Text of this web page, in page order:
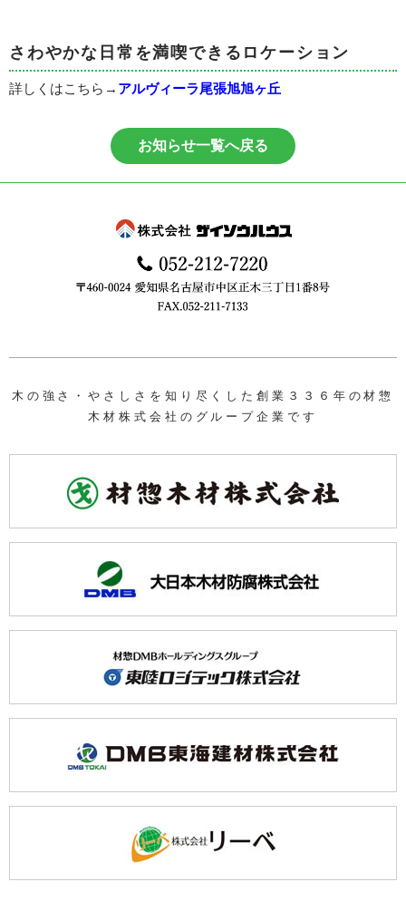
さわやかな日常を満喫できるロケーション
詳しくはこちら→ アルヴィーラ尾張旭旭ヶ丘
お知らせ一覧へ戻る
木の強さ・やさしさを知り尽くした創業３３６年の材惣
木材株式会社のグループ企業です